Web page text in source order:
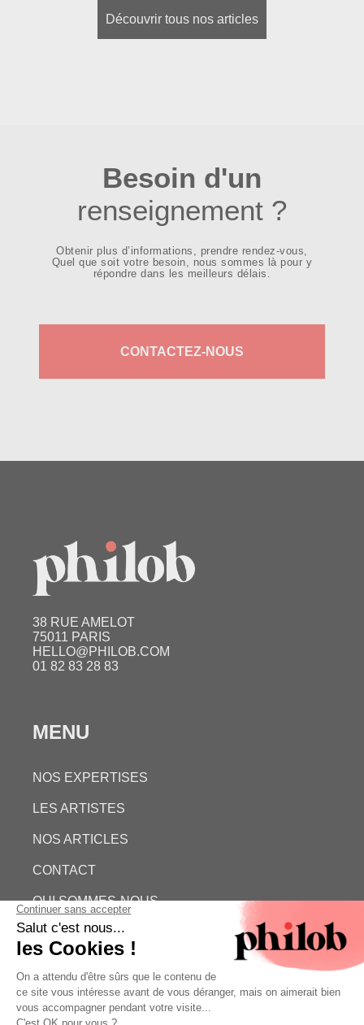
Découvrir tous nos articles
Besoin d'un
renseignement ?
Obtenir plus d’informations, prendre rendez-vous,
Quel que soit votre besoin, nous sommes là pour y
répondre dans les meilleurs délais.
CONTACTEZ-NOUS
38 RUE AMELOT
75011 PARIS
HELLO@PHILOB.COM
01 82 83 28 83
MENU
NOS EXPERTISES
LES ARTISTES
NOS ARTICLES
CONTACT
QUI SOMMES-NOUS
ESTIMATION GRATUITE
PHILOB